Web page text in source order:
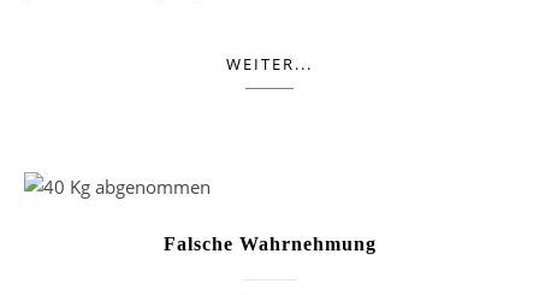
WEITER...
Falsche Wahrnehmung